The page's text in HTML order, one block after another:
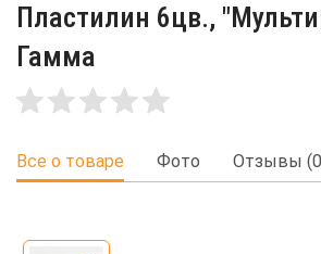
Пластилин 6цв.,
Гамма
Все о товаре Фото Отзывы